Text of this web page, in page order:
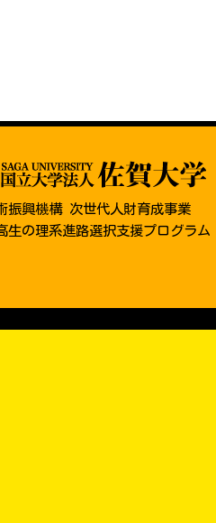
振興機構 次世代人財育成事業
生の理系進路選択支援プログラム